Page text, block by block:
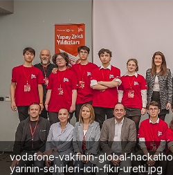
vodafone-vakfinin-global-
yarinin-sehirleri-icin-fikir-uretti.jpg